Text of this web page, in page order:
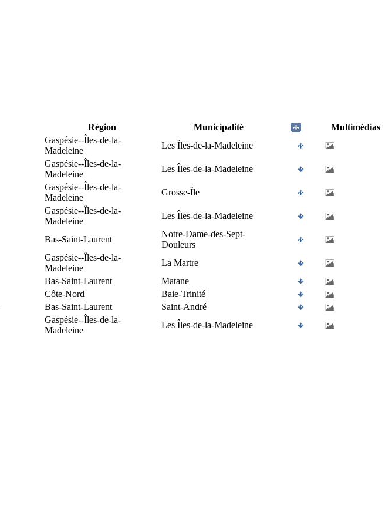
Région Municipalité
Multimédias
Gaspésie--Îles-de-la-
Madeleine
Les Îles-de-la-Madeleine
Gaspésie--Îles-de-la-
Madeleine
Les Îles-de-la-Madeleine
Gaspésie--Îles-de-la-
Madeleine
Grosse-Île
Gaspésie--Îles-de-la-
Madeleine
Les Îles-de-la-Madeleine
Bas-Saint-Laurent
Notre-Dame-des-Sept-
Douleurs
Gaspésie--Îles-de-la-
Madeleine
La Martre
Bas-Saint-Laurent
Matane
Côte-Nord
Baie-Trinité
Bas-Saint-Laurent
Saint-André
Gaspésie--Îles-de-la-
Madeleine
Les Îles-de-la-Madeleine